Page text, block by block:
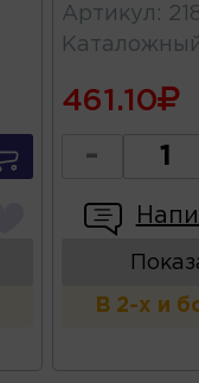
Артикул :
461.10
-
В 2-х и